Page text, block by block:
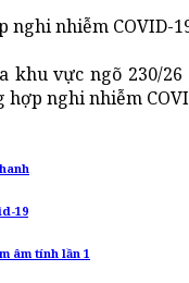
nghi nhiễm COVID-
khu vực ngõ 230/
nghi nhiễm
19
âm tính lần 1